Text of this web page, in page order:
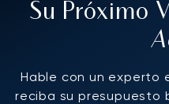
Su Próximo
Hable con un experto
reciba su presupuesto